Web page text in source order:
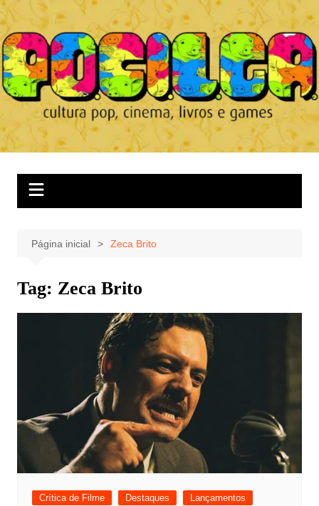
Ir
para
o
conteúdo
Página inicial Zeca Brito
Tag: Zeca Brito
Crítica de Filme Destaques
Lançamentos